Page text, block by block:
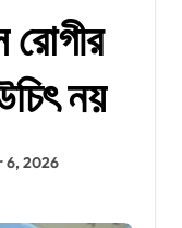
রোগীর
নয়
6, 2026